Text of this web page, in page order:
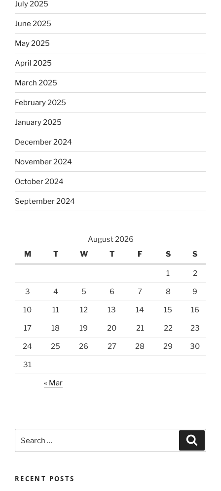
July 2025
June 2025
May 2025
April 2025
March 2025
February 2025
January 2025
December 2024
November 2024
October 2024
September 2024
August 2026
M
T W T F S S
1 2
3 4 5 6 7 8 9
10 11 12 13 14 15 16
17 18 19 20 21 22 23
24 25 26 27 28 29 30
31
« Mar
for:
RECENT POSTS